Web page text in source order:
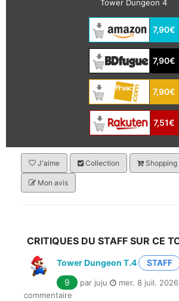
Tower Dungeon 4
7,90€
7,90€
7,90€
7,51€
J'aime Collection Shopping
Mon avis
CRITIQUES DU STAFF SUR CE
Tower Dungeon T.4
STAFF
9
par juju mer. 8 juil. 2026
commentaire